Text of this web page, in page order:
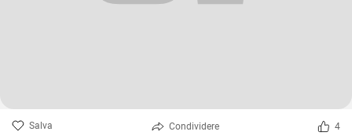
Salva Condividere 4